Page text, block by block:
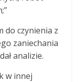
do czynienia z
zaniechania
analizie.
w innej